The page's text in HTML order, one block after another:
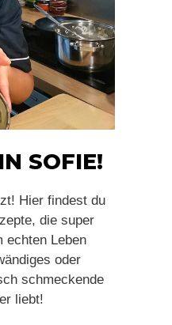
SOFIE!
Hier findest du
die super
echten Leben
oder
schmeckende
liebt!